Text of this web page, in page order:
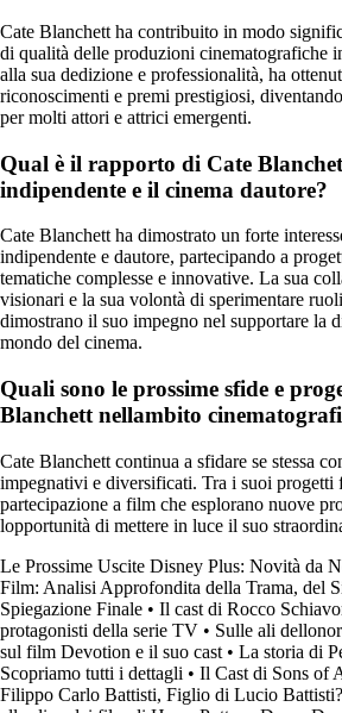
Cate Blanchett ha contribuito in modo
di qualità delle produzioni cinematografiche
alla sua dedizione e professionalità, ha
riconoscimenti e premi prestigiosi,
per molti attori e attrici emergenti.
Qual è il rapporto di Cate
indipendente e il cinema dautore?
Cate Blanchett ha dimostrato un forte
indipendente e dautore, partecipando a
tematiche complesse e innovative. La sua
visionari e la sua volontà di sperimentare
dimostrano il suo impegno nel supportare la
mondo del cinema.
Quali sono le prossime sfide e
Blanchett nellambito
Cate Blanchett continua a sfidare se stessa
impegnativi e diversificati. Tra i suoi progetti
partecipazione a film che esplorano nuove
lopportunità di mettere in luce il suo
Le Prossime Uscite Disney Plus: Novità da
Film: Analisi Approfondita della Trama, del
Spiegazione Finale • Il cast di Rocco
protagonisti della serie TV • Sulle ali
sul film Devotion e il suo cast • La storia di
Scopriamo tutti i dettagli • Il Cast di Sons of
Filippo Carlo Battisti, Figlio di Lucio Battisti?